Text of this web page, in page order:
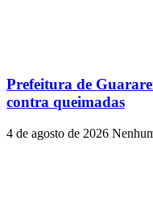
Prefeitura de
contra queimadas
4 de agosto de 2026